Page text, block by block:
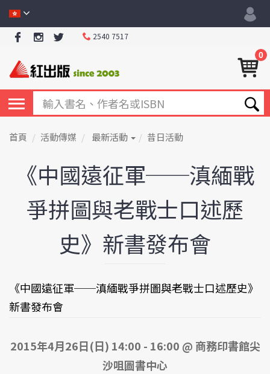
2540 7517
0
首頁 活動傳媒 最新活動 昔日活動
《中國遠征軍──滇緬戰
爭拼圖與老戰士口述歷
史》新書發布會
《中國遠征軍──滇緬戰爭拼圖與老戰士口述歷史》
新書發布會
2015年4月26日(日) 14:00 - 16:00 @ 商務印書館尖
沙咀圖書中心